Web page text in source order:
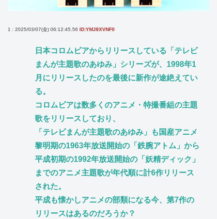
1 : 2025/03/07(金) 06:12:45.56 ID:YMJ8XVNF0
日本コロムビアからリリースしている「テレビ
まんが主題歌のあゆみ」シリーズが、1998年1
月にリリースしたのを最後に新作が途絶えてい
る。
コロムビアは数多くのアニメ・特撮番組の主題
歌をリリースしており、
「テレビまんが主題歌のあゆみ」も国産アニメ
黎明期の1963年放送開始の「鉄腕アトム」から
平成初期の1992年放送開始の「妖精ディック」
までのアニメ主題歌が年代順に計6作リリース
された。
平成も懐かしアニメの部類になる今、第7作の
リリースはあるのだろうか？